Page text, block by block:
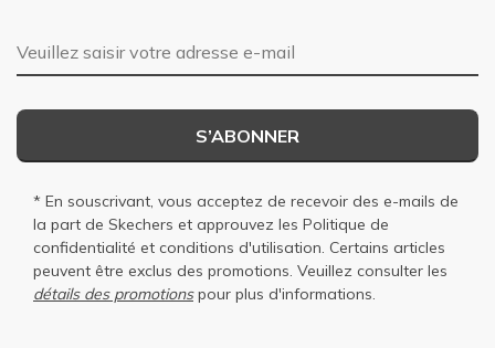
Adresse e-mail
S’ABONNER
* En souscrivant, vous acceptez de recevoir des e-mails de
la part de Skechers et approuvez les Politique de
confidentialité et conditions d'utilisation. Certains articles
peuvent être exclus des promotions. Veuillez consulter les
détails des promotionspour plus d'informations.